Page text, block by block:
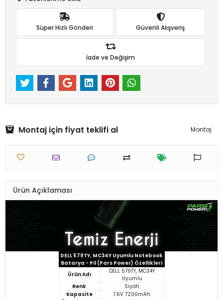
Süper Hızlı Gönderi Güvenli Alışveriş
İade ve Değişim
Montaj için fiyat teklifi al Montaj
Ürün Açıklaması
DELL 579TY, MC34Y Uyumlu Notebook
Batarya - Pil (Pars Power) Özellikleri
Ürün Adı
DELL 579TY, MC34Y
Uyumlu
Renk
Siyah
Kapasite
7.6V 7200mAh.